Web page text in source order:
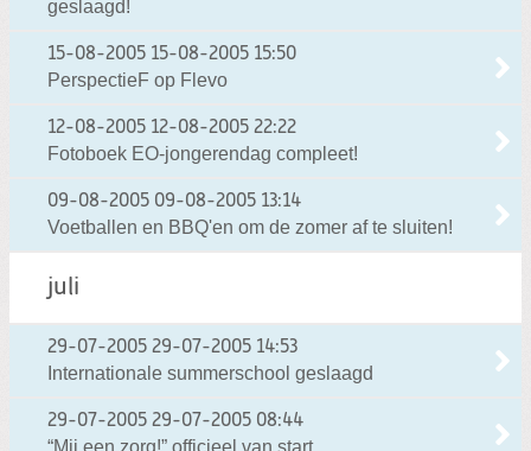
geslaagd!
15-08-2005 15-08-2005 15:50
PerspectieF op Flevo
12-08-2005 12-08-2005 22:22
Fotoboek EO-jongerendag compleet!
09-08-2005 09-08-2005 13:14
Voetballen en BBQ'en om de zomer af te sluiten!
juli
29-07-2005 29-07-2005 14:53
Internationale summerschool geslaagd
29-07-2005 29-07-2005 08:44